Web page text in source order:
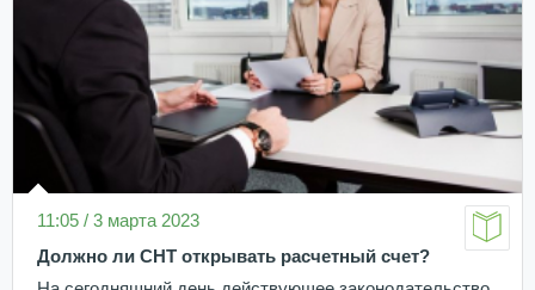
11:05 / 3 марта 2023
Должно ли СНТ открывать расчетный счет?